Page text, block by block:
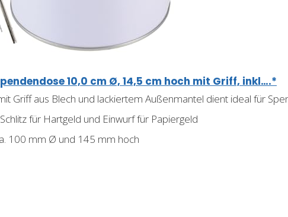
10,0 cm Ø, 14,5 cm hoch mit Griff, inkl….*
Griff aus Blech und lackiertem Außenmantel dient ideal für
für Hartgeld und Einwurf für Papiergeld
100 mm Ø und 145 mm hoch